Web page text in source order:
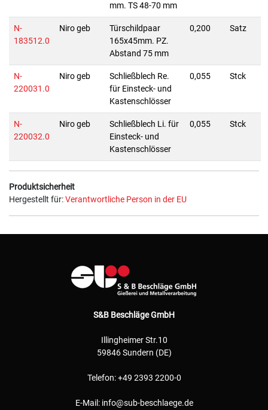
mm. TS 48-70 mm
N-
183512.0
Niro geb
Türschildpaar
165x45mm. PZ.
Abstand 75 mm
0,200 Satz
N-
220031.0
Niro geb
Schließblech Re.
für Einsteck- und
Kastenschlösser
0,055 Stck
N-
220032.0
Niro geb
Schließblech Li. für
Einsteck- und
Kastenschlösser
0,055 Stck
Produktsicherheit
Hergestellt für:Verantwortliche Person in der EU
S&B Beschläge GmbH
Illingheimer Str.10
59846 Sundern (DE)
Telefon: +49 2393 2200-0
E-Mail: info@sub-beschlaege.de